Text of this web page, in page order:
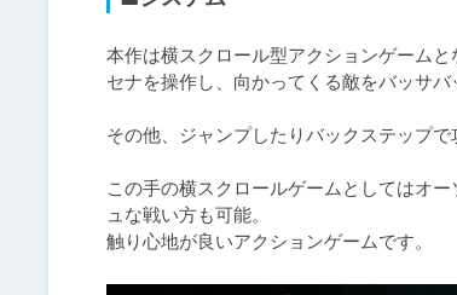
本作は横スクロール型アクションゲームと
セナを操作し、向かってくる敵をバッサ
その他、ジャンプしたりバックステップ
この手の横スクロールゲームとしてはオ
ュな戦い方も可能。
触り心地が良いアクションゲームです。